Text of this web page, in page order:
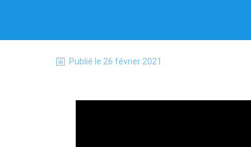
Publié le 26 février 2021